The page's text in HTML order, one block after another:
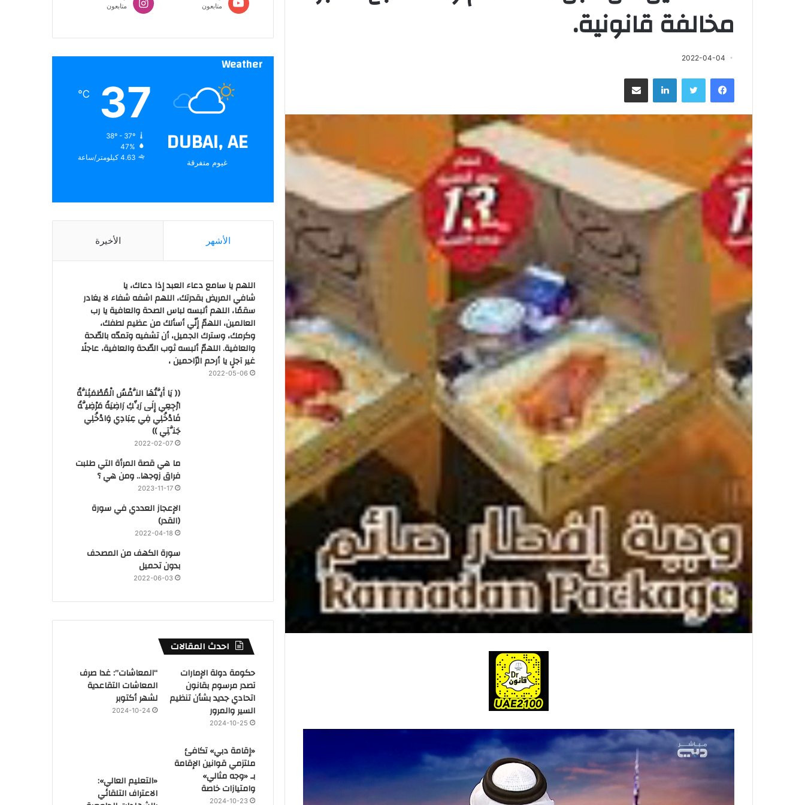
مخالفة قانونية.
2022-04-04
فيسبوك تويتر لينكدإن مشاركة عبر البريد
متابعون متابعون
Weather
DUBAI, AE
غيوم متفرقة
37
℃
38º - 37º
47%
4.63 كيلومتر/ساعة
الأشهر الأخيرة
اللهم يا سامع دعاء العبد إذا دعاك، يا
شافي المريض بقدرتك، اللهم اشفه شفاء لا يغادر
سقمًا، اللهم ألبسه لباس الصحة والعافية يا رب
العالمين، اللهمّ إنّي أسألك من عظيم لطفك،
وكرمك، وسترك الجميل، أن تشفيه وتمدّه بالصّحة
والعافية. اللهمّ ألبسه ثوب الصّحة والعافية، عاجلًا
غير آجلٍ يا أرحم الرّاحمين ،
2022-05-06
(( يَا أَيَّتُهَا النَّفْسُ الْمُطْمَئِنَّةُ
ارْجِعِي إِلَى رَبِّكِ رَاضِيَةً مَرْضِيَّةً
فَادْخُلِي فِي عِبَادِي وَادْخُلِي
جَنَّتِي ))
2022-02-07
ما هي قصة المرأة التي طلبت
فراق زوجها.. ومن هي ؟
2023-11-17
‏الإعجاز العددي في سورة
(القدر)
2022-04-18
سورة الكهف من المصحف
بدون تحميل
2022-06-03
احدث المقالات
حكومة دولة الإمارات
تصدر مرسوم بقانون
اتحادي جديد بشأن تنظيم
السير والمرور
2024-10-25
“المعاشات”: غدا صرف
المعاشات التقاعدية
لشهر أكتوبر
2024-10-24
«إقامة دبي» تكافئ
ملتزمي قوانين الإقامة
بـ «وجه مثالي»
وامتيازات خاصة
2024-10-23
«التعليم العالي»:
الاعتراف التلقائي